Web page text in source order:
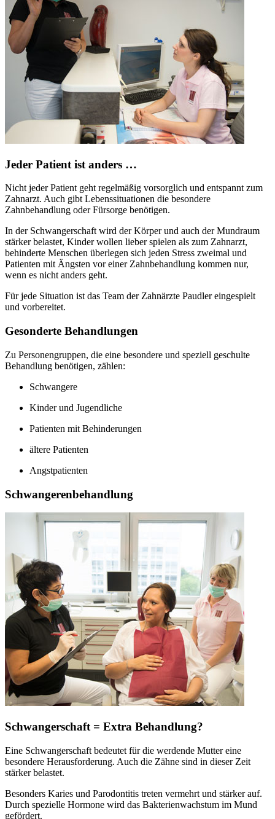
Jeder Patient ist anders …
Nicht jeder Patient geht regelmäßig vorsorglich und entspannt zum
Zahnarzt. Auch gibt Lebenssituationen die besondere
Zahnbehandlung oder Fürsorge benötigen.
In der Schwangerschaft wird der Körper und auch der Mundraum
stärker belastet, Kinder wollen lieber spielen als zum Zahnarzt,
behinderte Menschen überlegen sich jeden Stress zweimal und
Patienten mit Ängsten vor einer Zahnbehandlung kommen nur,
wenn es nicht anders geht.
Für jede Situation ist das Team der Zahnärzte Paudler eingespielt
und vorbereitet.
Gesonderte Behandlungen
Zu Personengruppen, die eine besondere und speziell geschulte
Behandlung benötigen, zählen:
Schwangere
Kinder und Jugendliche
Patienten mit Behinderungen
ältere Patienten
Angstpatienten
Schwangerenbehandlung
Schwangerschaft = Extra Behandlung?
Eine Schwangerschaft bedeutet für die werdende Mutter eine
besondere Herausforderung. Auch die Zähne sind in dieser Zeit
stärker belastet.
Besonders Karies und Parodontitis treten vermehrt und stärker auf.
Durch spezielle Hormone wird das Bakterienwachstum im Mund
gefördert.